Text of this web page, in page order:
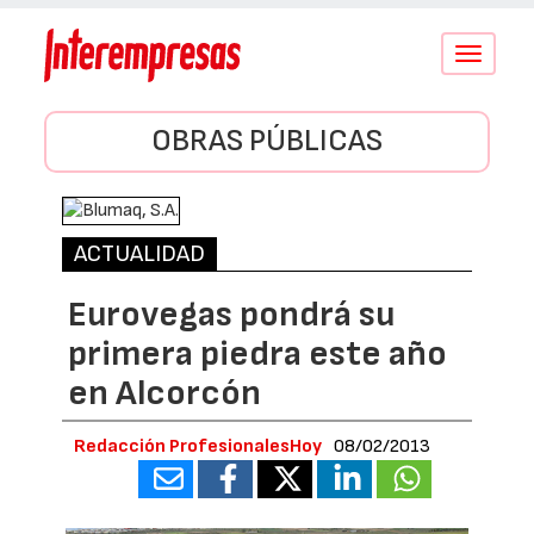
Conmutar
OBRAS PÚBLICAS
ACTUALIDAD
Eurovegas pondrá su
primera piedra este año
en Alcorcón
Redacción ProfesionalesHoy 08/02/2013